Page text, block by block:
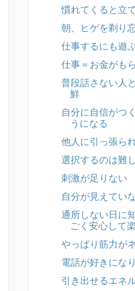
慣れてくると立
朝、ヒゲを剃り
仕事するにも遊
仕事＝お金がも
普段話さない人
鮮
自分に自信がつ
うになる
他人に引っ張ら
選択するのは難
刺激が足りない
自分が見えてい
通所しない日に
ごく安心して
やっぱり筋力が
電話が好きにな
引き出せるエネ